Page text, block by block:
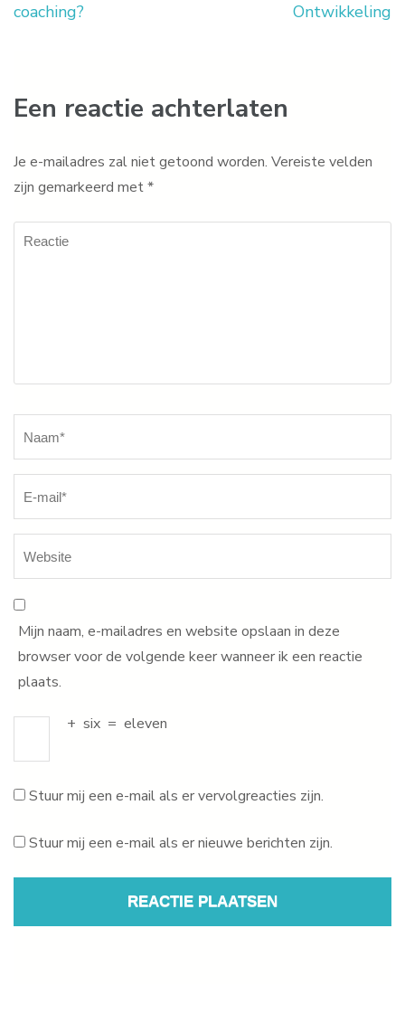
coaching?
Ontwikkeling
Een reactie achterlaten
Je e-mailadres zal niet getoond worden. Vereiste velden
zijn gemarkeerd met*
Reactie
Mijn naam, e-mailadres en website opslaan in deze
browser voor de volgende keer wanneer ik een reactie
plaats.
+ six = eleven
Stuur mij een e-mail als er vervolgreacties zijn.
Stuur mij een e-mail als er nieuwe berichten zijn.